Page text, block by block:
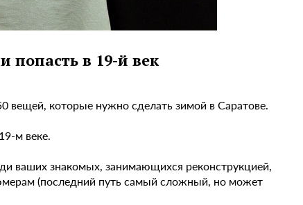
попасть в 19-й век
вещей, которые нужно сделать зимой в Саратове.
м веке.
ваших знакомых, занимающихся реконструкцией,
(последний путь самый сложный, но может